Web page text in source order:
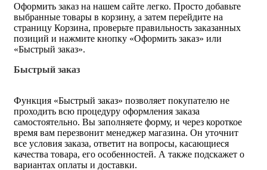
Оформить заказ на нашем сайте легко. Просто добавьте
выбранные товары в корзину, а затем перейдите на
страницу Корзина, проверьте правильность заказанных
позиций и нажмите кнопку «Оформить заказ» или
«Быстрый заказ».
Быстрый заказ
Функция «Быстрый заказ» позволяет покупателю не
проходить всю процедуру оформления заказа
самостоятельно. Вы заполняете форму, и через короткое
время вам перезвонит менеджер магазина. Он уточнит
все условия заказа, ответит на вопросы, касающиеся
качества товара, его особенностей. А также подскажет о
вариантах оплаты и доставки.